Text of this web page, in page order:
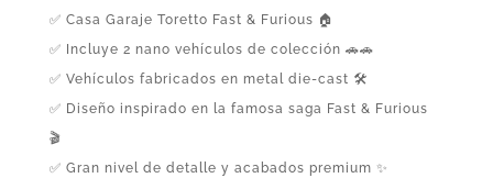
✅ Casa Garaje Toretto Fast & Furious 🏠
✅ Incluye 2 nano vehículos de colección 🚗🚗
✅ Vehículos fabricados en metal die-cast 🛠️
✅ Diseño inspirado en la famosa saga Fast & Furious
🎬
✅ Gran nivel de detalle y acabados premium ✨